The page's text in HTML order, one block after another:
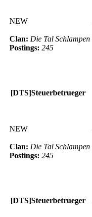
NEW
Clan: Die Tal Schlampen
Postings: 245
[DTS]Steuerbetrueger
NEW
Clan: Die Tal Schlampen
Postings: 245
[DTS]Steuerbetrueger